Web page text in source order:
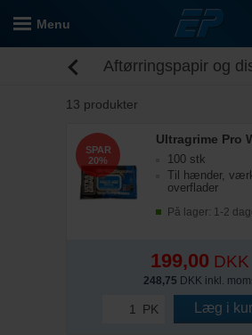
Menu
Aftørringspapir og
13 produkter
100 stk
Til hænder,
overflader
På lager: 1-2
199,00 DKK
248,75 DKK inkl.
PK Læg i
SPAR
20%